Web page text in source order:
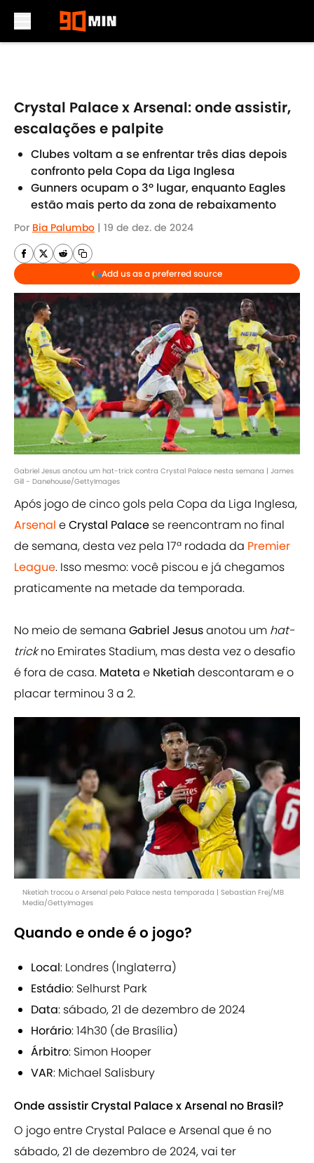
Crystal Palace x Arsenal: onde assistir,
escalações e palpite
Clubes voltam a se enfrentar três dias depois
confronto pela Copa da Liga Inglesa
Gunners ocupam o 3º lugar, enquanto Eagles
estão mais perto da zona de rebaixamento
Por Bia Palumbo | 19 de dez. de 2024
Add us as a preferred source
Gabriel Jesus anotou um hat-trick contra Crystal Palace nesta semana | James
Gill - Danehouse/GettyImages
Após jogo de cinco gols pela Copa da Liga Inglesa,
Arsenal eCrystal Palace se reencontram no final
de semana, desta vez pela 17ª rodada da Premier
League. Isso mesmo: você piscou e já chegamos
praticamente na metade da temporada.
No meio de semana Gabriel Jesusanotou um hat-
trickno Emirates Stadium, mas desta vez o desafio
é fora de casa. Mateta e Nketiah descontaram e o
placar terminou 3 a 2.
Nketiah trocou o Arsenal pelo Palace nesta temporada | Sebastian Frej/MB
Media/GettyImages
Quando e onde é o jogo?
Local: Londres (Inglaterra)
Estádio: Selhurst Park
Data: sábado, 21 de dezembro de 2024
Horário: 14h30 (de Brasília)
Árbitro: Simon Hooper
VAR: Michael Salisbury
Onde assistir Crystal Palace x Arsenal no Brasil?
O jogo entre Crystal Palace e Arsenal que é no
sábado, 21 de dezembro de 2024, vai ter